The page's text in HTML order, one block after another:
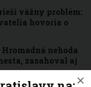
vážny problém:
hovoria o
nehoda
zasahoval aj